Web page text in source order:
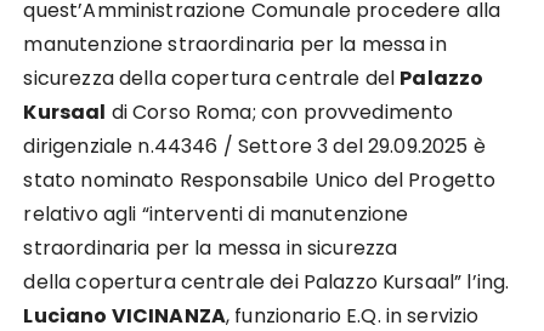
quest’Amministrazione Comunale procedere alla
manutenzione straordinaria per la messa in
sicurezza della copertura centrale del Palazzo
Kursaal di Corso Roma; con provvedimento
dirigenziale n.44346 / Settore 3 del 29.09.2025 è
stato nominato Responsabile Unico del Progetto
relativo agli “interventi di manutenzione
straordinaria per la messa in sicurezza
della copertura centrale dei Palazzo Kursaal” l’ing.
Luciano VICINANZA, funzionario E.Q. in servizio